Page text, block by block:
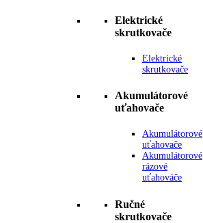
Elektrické
skrutkovače
Elektrické
skrutkovače
Akumulátorové
uťahovače
Akumulátorové
uťahovače
Akumulátorové
rázové
uťahováče
Ručné
skrutkovače